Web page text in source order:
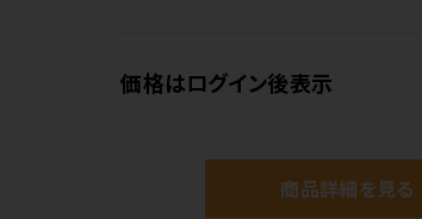
価格はログイン後表示
商品詳細を見る